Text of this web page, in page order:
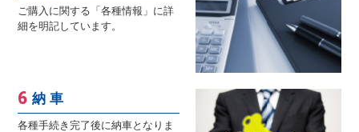
ご購入に関する「各種情報」に詳
細を明記しています。
納 車
各種手続き完了後に納車となりま